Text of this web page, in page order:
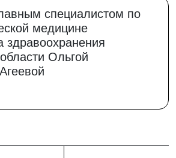
специалистом по
медицине
здравоохранения
Ольгой